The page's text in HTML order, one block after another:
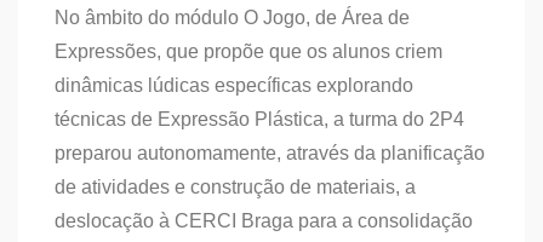
No âmbito do módulo O Jogo, de Área de
Expressões, que propõe que os alunos criem
dinâmicas lúdicas específicas explorando
técnicas de Expressão Plástica, a turma do 2P4
preparou autonomamente, através da planificação
de atividades e construção de materiais, a
deslocação à CERCI Braga para a consolidação